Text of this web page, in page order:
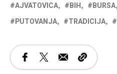
AJVATOVICA BIH BURSA
PUTOVANJA
TRADICIJA